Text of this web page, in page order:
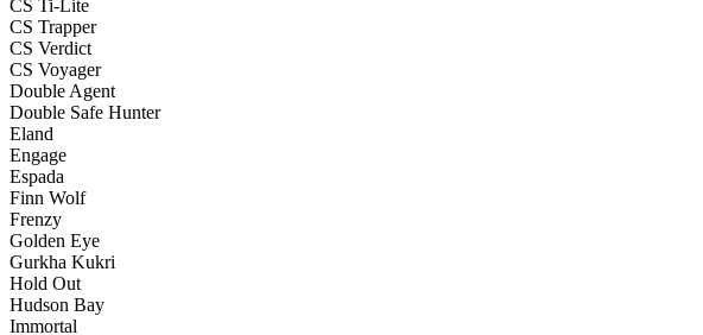
CS Ti-Lite
CS Trapper
CS Verdict
CS Voyager
Double Agent
Double Safe Hunter
Eland
Engage
Espada
Finn Wolf
Frenzy
Golden Eye
Gurkha Kukri
Hold Out
Hudson Bay
Immortal